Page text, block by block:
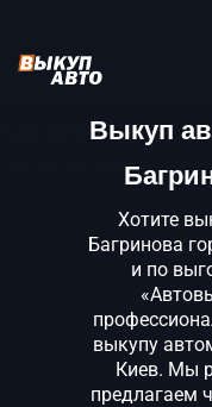
Выкуп
Хотите
Багринова
и по
выкупу
Киев. Мы
предлагаем